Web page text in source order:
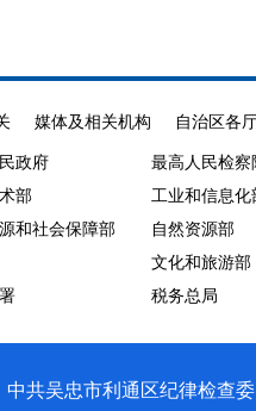
媒体及相关机构 自治区各
政府
最高人民检察
部
工业和信息化
和社会保障部
自然资源部
文化和旅游部
税务总局
中共吴忠市利通区纪律检查